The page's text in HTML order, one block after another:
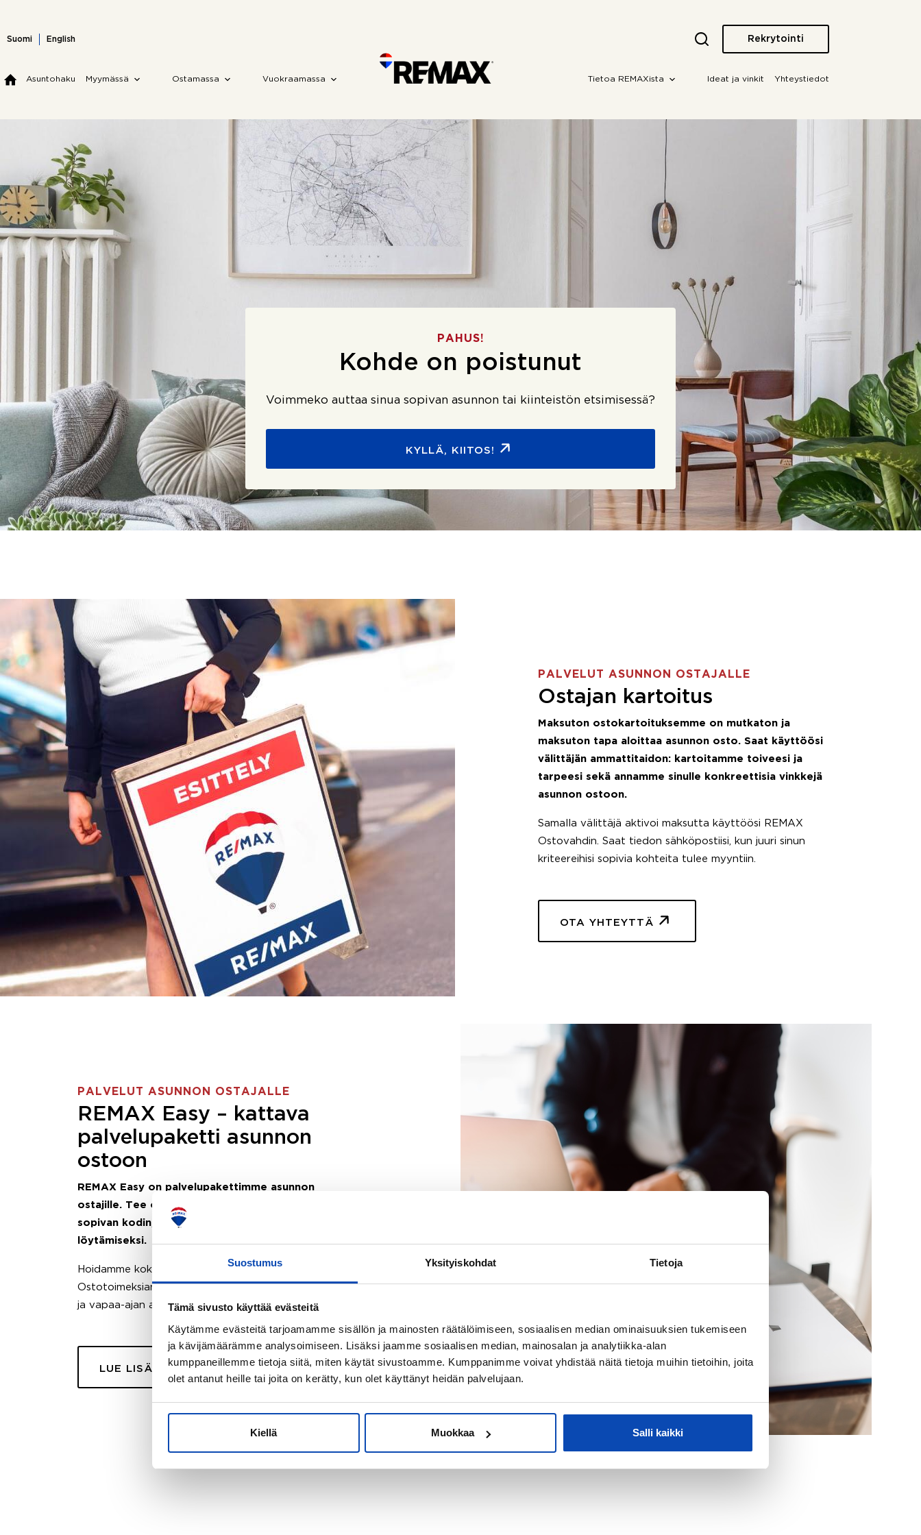
Suostumus Yksityiskohdat Tietoja
Tämä sivusto käyttää evästeitä
Käytämme evästeitä tarjoamamme sisällön ja mainosten räätälöimiseen, sosiaalisen median ominaisuuksien tukemiseen
ja kävijämäärämme analysoimiseen. Lisäksi jaamme sosiaalisen median, mainosalan ja analytiikka-alan
kumppaneillemme tietoja siitä, miten käytät sivustoamme. Kumppanimme voivat yhdistää näitä tietoja muihin tietoihin, joita
olet antanut heille tai joita on kerätty, kun olet käyttänyt heidän palvelujaan.
Kiellä Muokkaa Salli kaikki
content
Suomi English Rekrytointi
Asuntohaku Myymässä Ostamassa Vuokraamassa Tietoa REMAXista Ideat ja vinkit Yhteystiedot
PAHUS!
Kohde on poistunut
Voimmeko auttaa sinua sopivan asunnon tai kiinteistön etsimisessä?
KYLLÄ, KIITOS!
PALVELUT ASUNNON OSTAJALLE
Ostajan kartoitus
Maksuton ostokartoituksemme on mutkaton ja
maksuton tapa aloittaa asunnon osto. Saat käyttöösi
välittäjän ammattitaidon: kartoitamme toiveesi ja
tarpeesi sekä annamme sinulle konkreettisia vinkkejä
asunnon ostoon.
Samalla välittäjä aktivoi maksutta käyttöösi REMAX
Ostovahdin. Saat tiedon sähköpostiisi, kun juuri sinun
kriteereihisi sopivia kohteita tulee myyntiin.
OTA YHTEYTTÄ
PALVELUT ASUNNON OSTAJALLE
REMAX Easy – kattava
palvelupaketti asunnon
ostoon
REMAX Easy on palvelupakettimme asunnon
ostajille. Tee ostotoimeksianto ja etsimme juuri sinulle
sopivan kodin, eikä sinun tarvitse nähdä vaivaa sen
löytämiseksi.
Hoidamme koko ostoprosessin puolestasi.
Ostotoimeksiantopalvelumme sopii myös esimerkiksi sijoitus-
ja vapaa-ajan asuntojen ostoon.
LUE LISÄÄ